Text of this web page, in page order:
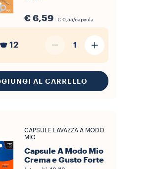
€ 6,59 € 0,55/capsula
12 1
AL CARRELLO
CAPSULE LAVAZZA A MODO
MIO
Capsule A Modo Mio
Crema e Gusto Forte